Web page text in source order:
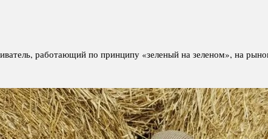
работающий по принципу «зеленый на зеленом», на